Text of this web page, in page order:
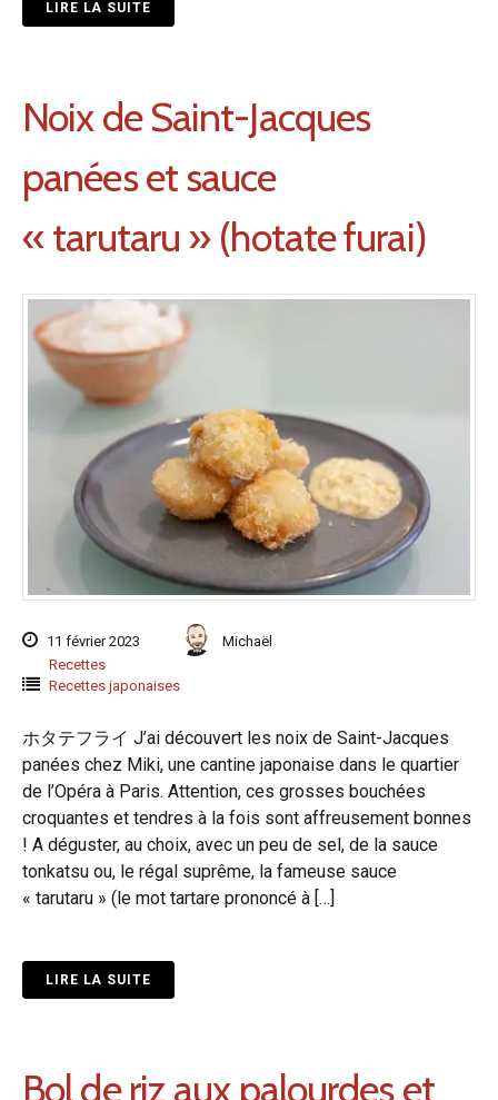
LIRE LA SUITE
Noix de Saint-Jacques
panées et sauce
« tarutaru » (hotate furai)
11 février 2023
Michaël
Recettes
Recettes japonaises
ホタテフライ J’ai découvert les noix de Saint-Jacques
panées chez Miki, une cantine japonaise dans le quartier
de l’Opéra à Paris. Attention, ces grosses bouchées
croquantes et tendres à la fois sont affreusement bonnes
! A déguster, au choix, avec un peu de sel, de la sauce
tonkatsu ou, le régal suprême, la fameuse sauce
« tarutaru » (le mot tartare prononcé à […]
LIRE LA SUITE
Bol de riz aux palourdes et